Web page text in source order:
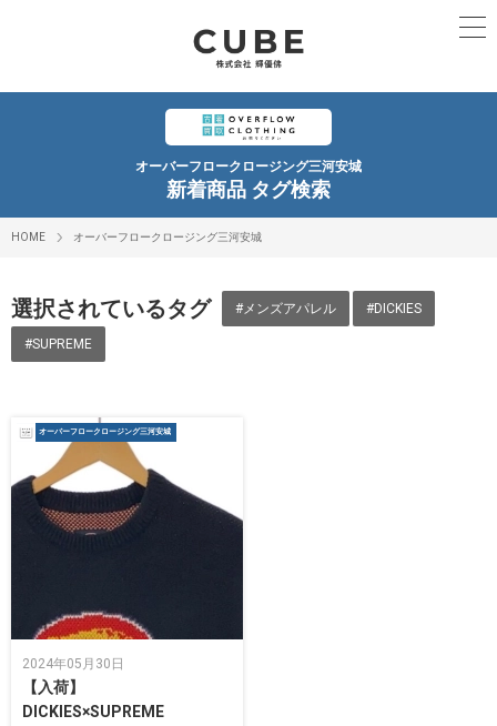
オーバーフロークロージング三河安城
新着商品 タグ検索
HOME オーバーフロークロージング三河安城
選択されているタグ #メンズアパレル #DICKIES
#SUPREME
オーバーフロークロージング三河安城
2024年05月30日
【入荷】
DICKIES×SUPREME